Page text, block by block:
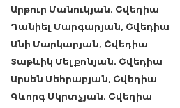
Արթուր Մանուկյան, Շվեդիա
Դանիել Մարգարյան, Շվեդիա
Անի Մարկարյան, Շվեդիա
Տաթևիկ Մելքոնյան, Շվեդիա
Արսեն Մեհրաբյան, Շվեդիա
Գևորգ Մկրտչյան, Շվեդիա